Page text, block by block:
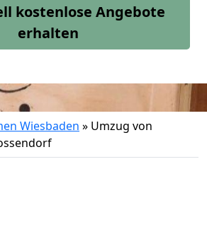
kostenlose Angebote
erhalten
Wiesbaden » Umzug von